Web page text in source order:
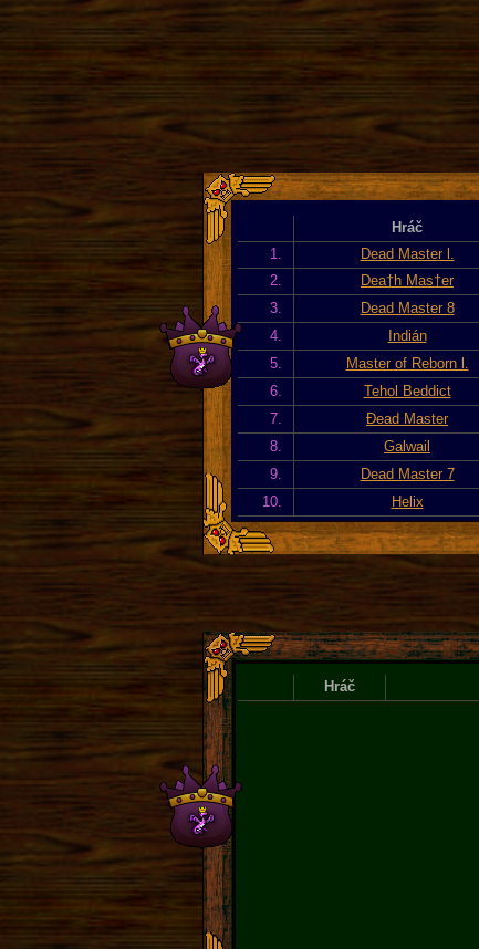
Hráč
1.
Dead Master l.
2.
Dea†h Mas†er
3.
Dead Master 8
4.
Indián
5.
Master of Reborn l.
6.
Tehol Beddict
7.
Đead Master
8.
Galwail
9.
Dead Master 7
10.
Helix
Hráč